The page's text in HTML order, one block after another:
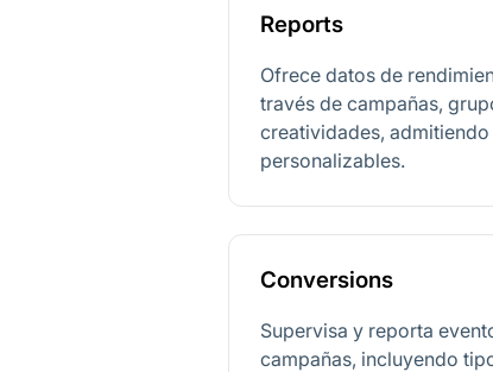
Reports
Ofrece datos de
través de campañas,
creatividades,
personalizables.
Conversions
Supervisa y reporta
campañas, incluyendo